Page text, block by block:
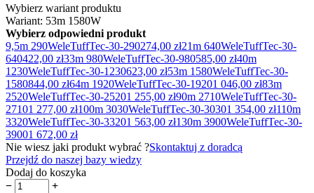
Wybierz wariant produktu
Wariant: 53m 1580W
Wybierz odpowiedni produkt
9,5m 290WeleTuffTec-30-290274,00 zł21m 640WeleTuffTec-30-
640422,00 zł33m 980WeleTuffTec-30-980585,00 zł40m
1230WeleTuffTec-30-1230623,00 zł53m 1580WeleTuffTec-30-
1580844,00 zł64m 1920WeleTuffTec-30-19201 046,00 zł83m
2520WeleTuffTec-30-25201 255,00 zł90m 2710WeleTuffTec-30-
27101 277,00 zł100m 3030WeleTuffTec-30-30301 354,00 zł110m
3320WeleTuffTec-30-33201 563,00 zł130m 3900WeleTuffTec-30-
39001 672,00 zł
Nie wiesz jaki produkt wybrać ?Skontaktuj z doradcą
Przejdź do naszej bazy wiedzy
Dodaj do koszyka
−
+